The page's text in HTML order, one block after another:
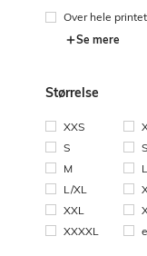
Over hele printet
Se mere
Størrelse
XXS
S
M
L
L/XL
XXL
XXXXL